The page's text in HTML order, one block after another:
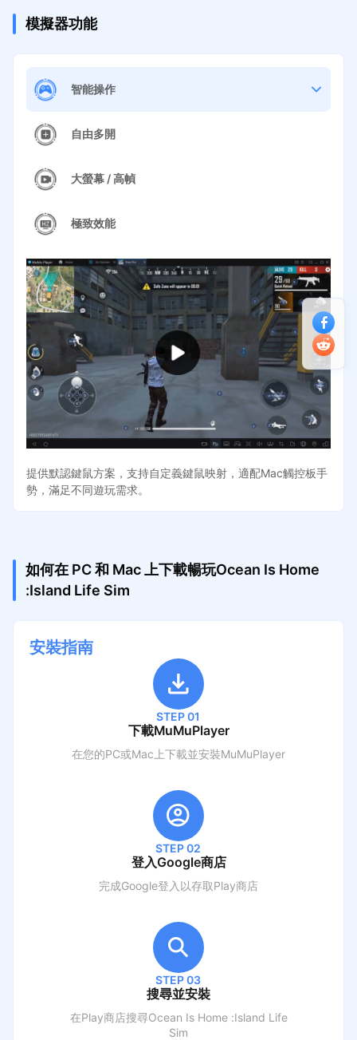
模擬器功能
智能操作
自由多開
大螢幕 / 高幀
極致效能
提供默認鍵鼠方案，支持自定義鍵鼠映射，適配Mac觸控板手
勢，滿足不同遊玩需求。
如何在 PC 和 Mac 上下載暢玩Ocean Is Home
:Island Life Sim
安裝指南
STEP 01
下載MuMuPlayer
在您的PC或Mac上下載並安裝MuMuPlayer
STEP 02
登入Google商店
完成Google登入以存取Play商店
STEP 03
搜尋並安裝
在Play商店搜尋Ocean Is Home :Island Life
Sim